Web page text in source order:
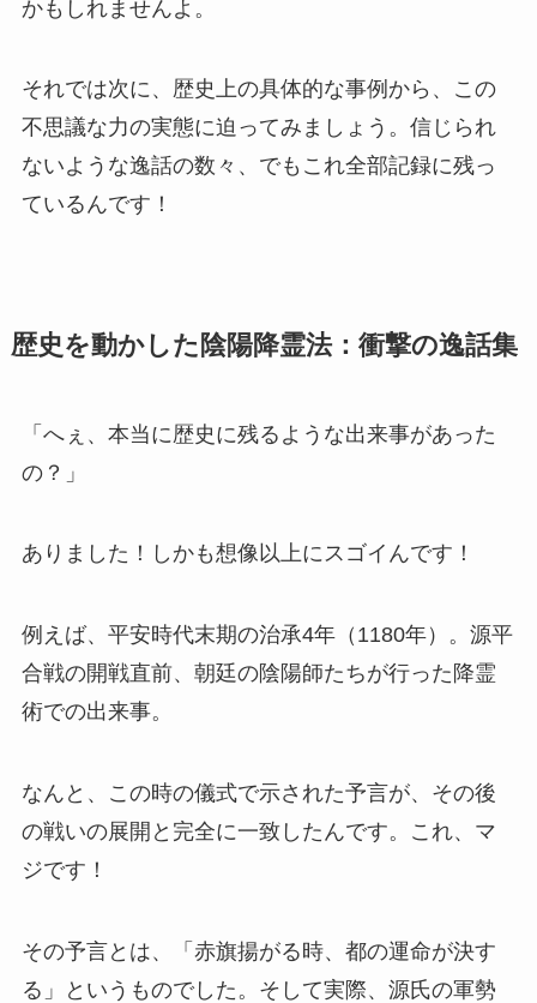
かもしれませんよ。
それでは次に、歴史上の具体的な事例から、この
不思議な力の実態に迫ってみましょう。信じられ
ないような逸話の数々、でもこれ全部記録に残っ
ているんです！
歴史を動かした陰陽降霊法：衝撃の逸話集
「へぇ、本当に歴史に残るような出来事があった
の？」
ありました！しかも想像以上にスゴイんです！
例えば、平安時代末期の治承4年（1180年）。源平
合戦の開戦直前、朝廷の陰陽師たちが行った降霊
術での出来事。
なんと、この時の儀式で示された予言が、その後
の戦いの展開と完全に一致したんです。これ、マ
ジです！
その予言とは、「赤旗揚がる時、都の運命が決す
る」というものでした。そして実際、源氏の軍勢